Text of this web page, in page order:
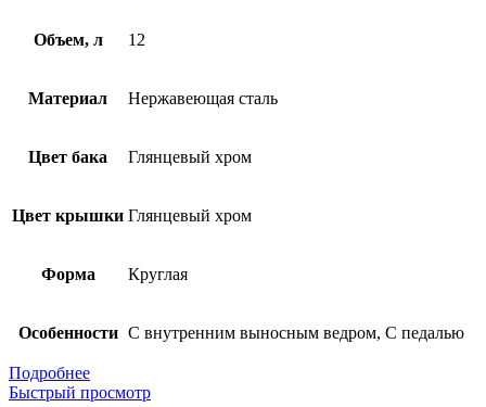
Объем, л 12
Материал Нержавеющая сталь
Цвет бака Глянцевый хром
Цвет крышки Глянцевый хром
Форма Круглая
Особенности С внутренним выносным ведром, С педалью
Подробнее
Быстрый просмотр